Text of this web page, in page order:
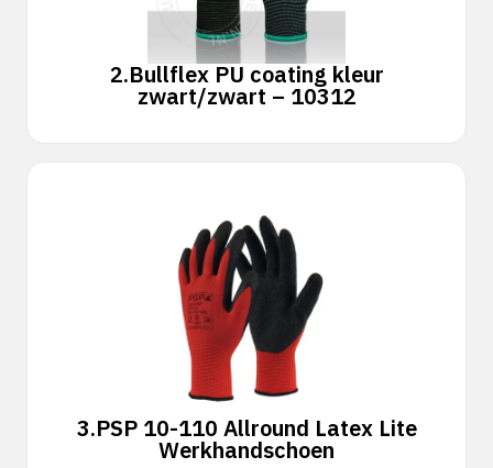
2.Bullflex PU coating kleur
zwart/zwart – 10312
3.PSP 10-110 Allround Latex Lite
Werkhandschoen